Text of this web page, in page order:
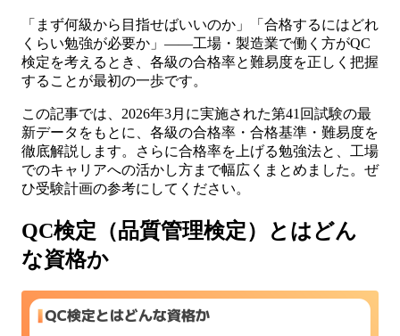
「まず何級から目指せばいいのか」「合格するにはどれ
くらい勉強が必要か」——工場・製造業で働く方がQC
検定を考えるとき、各級の合格率と難易度を正しく把握
することが最初の一歩です。
この記事では、2026年3月に実施された第41回試験の最
新データをもとに、各級の合格率・合格基準・難易度を
徹底解説します。さらに合格率を上げる勉強法と、工場
でのキャリアへの活かし方まで幅広くまとめました。ぜ
ひ受験計画の参考にしてください。
QC検定（品質管理検定）とはどん
な資格か